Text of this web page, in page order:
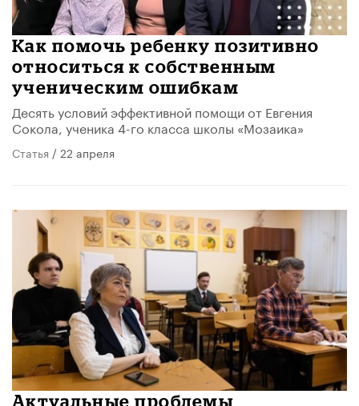
Как помочь ребенку позитивно
относиться к собственным
ученическим ошибкам
Десять условий эффективной помощи от Евгения
Сокола, ученика 4-го класса школы «Мозаика»
Статья / 22 апреля
Актуальные проблемы